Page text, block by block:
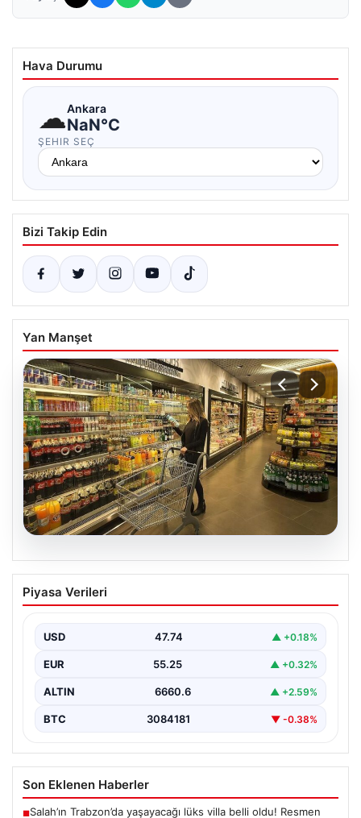
Hava Durumu
☁Ankara
NaN°C
ŞEHIR SEÇ
Bizi Takip Edin
Yan Manşet
07.08.2026
Enflasyon verileri ne zaman
açıklanacak? 2026 TÜİK mart ayı
Piyasa Verileri
USD 47.74 ▲ +0.18%
EUR 55.25 ▲ +0.32%
ALTIN 6660.6 ▲ +2.59%
BTC 3084181 ▼ -0.38%
Son Eklenen Haberler
■Salah’ın Trabzon’da yaşayacağı lüks villa belli oldu! Resmen